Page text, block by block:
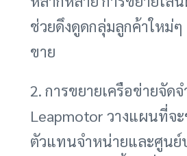
ช่วยดึงดูดกลุ่มลูกค้าใหม่
ขาย
2. การขยายเครือข่ายจัด
Leapmotor วางแผนที่จ
ตัวแทนจำหน่ายและศูนย์